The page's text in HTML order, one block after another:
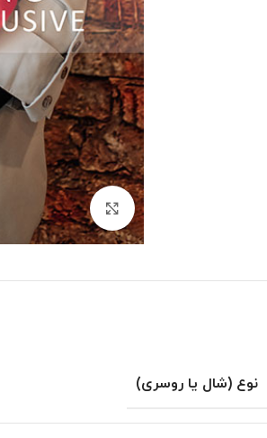
بزرگنمایی تصویر
نوع (شال یا روسری)